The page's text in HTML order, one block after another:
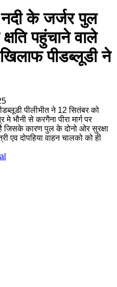
नदी के जर्जर पुल
पहुंचाने वाले
पीडब्लूडी ने
पीलीभीत ने 12 सितंबर को
मे भौनी से करगैना पीरा मार्ग पर
जिसके कारण पुल के दोनो ओर सुरक्षा
एव दोपहिया वाहन चालको को ही